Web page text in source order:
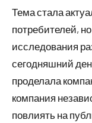
Тема стала
потребителей,
исследования
сегодняшний
проделала
компания
повлиять на